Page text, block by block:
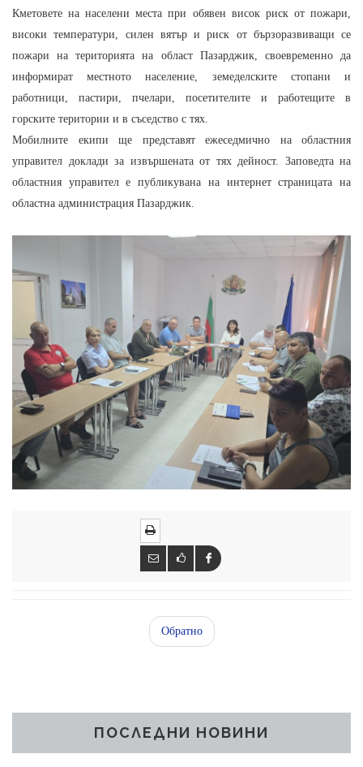
Кметовете на населени места при обявен висок риск от пожари,
високи температури, силен вятър и риск от бързоразвиващи се
пожари на територията на област Пазарджик, своевременно да
информират местното население, земеделските стопани и
работници, пастири, пчелари, посетителите и работещите в
горските територии и в съседство с тях.
Мобилните екипи ще представят ежеседмично на областния
управител доклади за извършената от тях дейност. Заповедта на
областния управител е публикувана на интернет страницата на
областна администрация Пазарджик.
Обратно
ПОСЛЕДНИ НОВИНИ